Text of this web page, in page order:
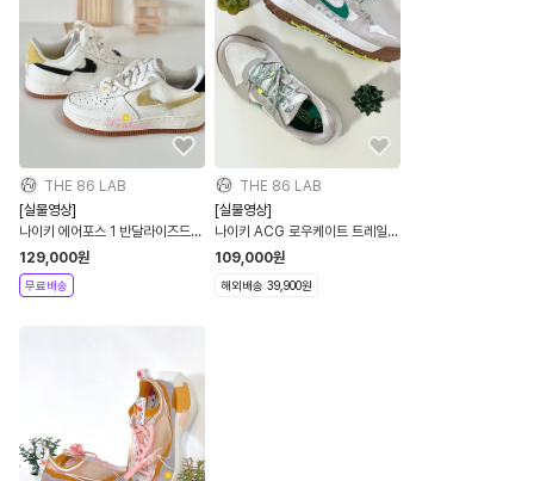
THE 86 LAB
[실물영상]
나이키 에어포스 1 반달라이즈드
세일 크롬 옐로우 우먼스
BV0740
129,000원
무료배송
THE 86 LAB
[실물영상]
나이키 ACG 로우케이트 트레일화
캠핑화 그레이 그린 DM8019-
003
109,000원
해외배송 39,900원